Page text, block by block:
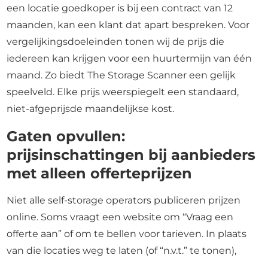
een locatie goedkoper is bij een contract van 12
maanden, kan een klant dat apart bespreken. Voor
vergelijkingsdoeleinden tonen wij de prijs die
iedereen kan krijgen voor een huurtermijn van één
maand. Zo biedt The Storage Scanner een gelijk
speelveld. Elke prijs weerspiegelt een standaard,
niet-afgeprijsde maandelijkse kost.
Gaten opvullen:
prijsinschattingen bij aanbieders
met alleen offerteprijzen
Niet alle self-storage operators publiceren prijzen
online. Soms vraagt een website om “Vraag een
offerte aan” of om te bellen voor tarieven. In plaats
van die locaties weg te laten (of “n.v.t.” te tonen),